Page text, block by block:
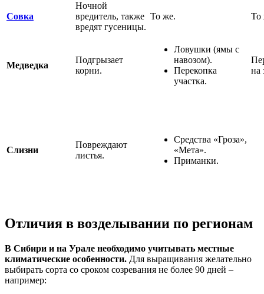
Совка
Ночной
вредитель, также
вредят гусеницы.
То же. То
Медведка
Подгрызает
корни.
Ловушки (ямы с
навозом).
Перекопка
участка.
на
Слизни
Повреждают
листья.
Средства «Гроза»,
«Мета».
Приманки.
Отличия в возделывании по регионам
В Сибири и на Урале необходимо учитывать местные
климатические особенности. Для выращивания желательно
выбирать сорта со сроком созревания не более 90 дней –
например: